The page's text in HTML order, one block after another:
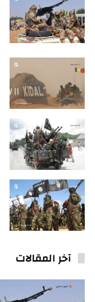
آخر المقالات